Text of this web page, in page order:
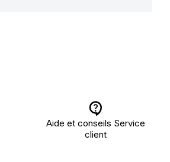
Aide et conseils Service
client